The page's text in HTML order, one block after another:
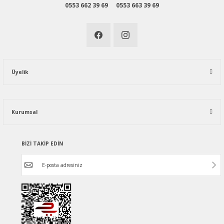
0553 662 39 69 0553 663 39 69
Üyelik
Kurumsal
BİZİ TAKİP EDİN